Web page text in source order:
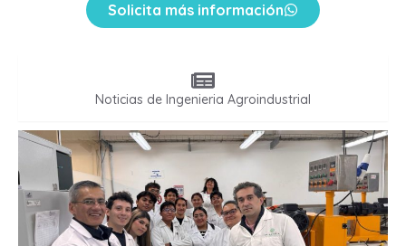
Solicita más información
Noticias de Ingenieria Agroindustrial